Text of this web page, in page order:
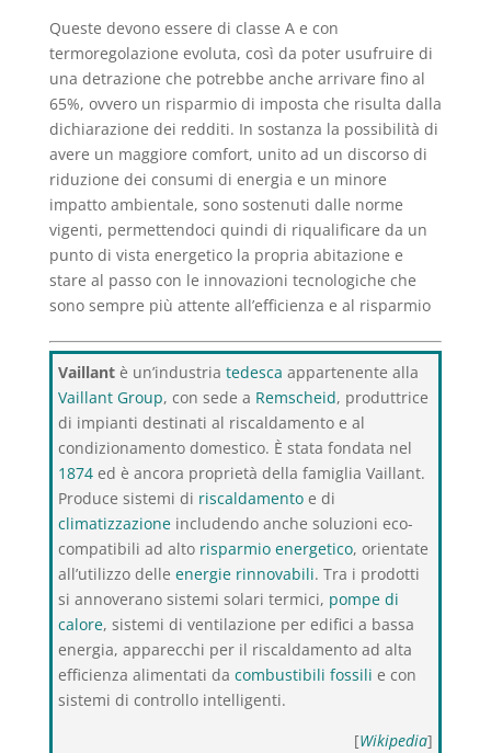
Queste devono essere di classe A e con
termoregolazione evoluta, così da poter usufruire di
una detrazione che potrebbe anche arrivare fino al
65%, ovvero un risparmio di imposta che risulta dalla
dichiarazione dei redditi. In sostanza la possibilità di
avere un maggiore comfort, unito ad un discorso di
riduzione dei consumi di energia e un minore
impatto ambientale, sono sostenuti dalle norme
vigenti, permettendoci quindi di riqualificare da un
punto di vista energetico la propria abitazione e
stare al passo con le innovazioni tecnologiche che
sono sempre più attente all’efficienza e al risparmio
Vaillantè un’industria tedesca appartenente alla
Vaillant Group, con sede a Remscheid, produttrice
di impianti destinati al riscaldamento e al
condizionamento domestico. È stata fondata nel
1874ed è ancora proprietà della famiglia Vaillant.
Produce sistemi di riscaldamentoe di
climatizzazioneincludendo anche soluzioni eco-
compatibili ad alto risparmio energetico, orientate
all’utilizzo delle energie rinnovabili. Tra i prodotti
si annoverano sistemi solari termici, pompe di
calore, sistemi di ventilazione per edifici a bassa
energia, apparecchi per il riscaldamento ad alta
efficienza alimentati da combustibili fossili e con
sistemi di controllo intelligenti.
[Wikipedia]